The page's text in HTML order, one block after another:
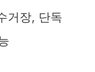
거장, 단독